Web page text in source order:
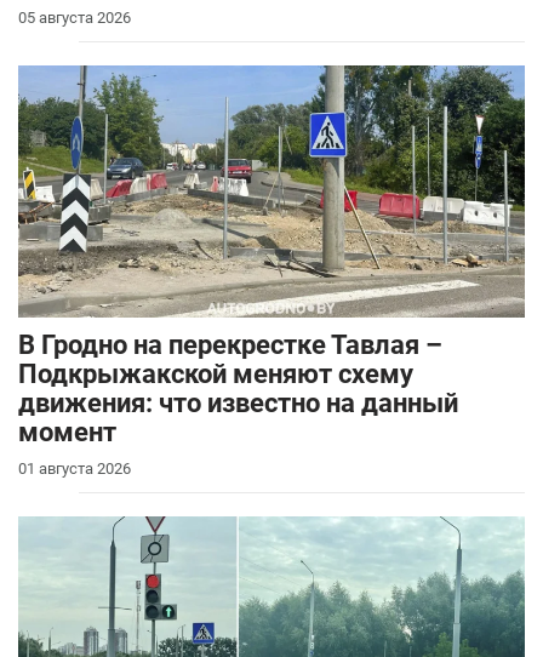
05 августа 2026
В Гродно на перекрестке Тавлая –
Подкрыжакской меняют схему
движения: что известно на данный
момент
01 августа 2026